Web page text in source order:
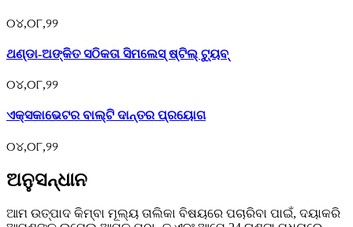
୦୪,୦୮,୨୨
ଥଣ୍ଡା-ଅଙ୍କିତ ସଠିକତା ସିମଲେସ୍ ଷ୍ଟିଲ୍ ଟ୍ୟୁବ୍
୦୪,୦୮,୨୨
ଏକ୍ସକାଭେଟର ବାଲ୍ଟି ଦାନ୍ତର ପ୍ରୟୋଗ
୦୪,୦୮,୨୨
ଅନୁସନ୍ଧାନ
ଆମ ଉତ୍ପାଦ କିମ୍ବା ମୂଲ୍ୟ ତାଲିକା ବିଷୟରେ ପଚାରିବା ପାଇଁ, ଦୟାକରି